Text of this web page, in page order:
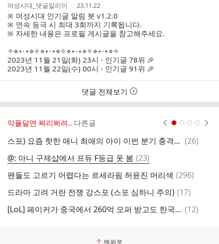
작
성
자
여성시대_댓글알리미
작
성
시
간
23.11.22
※ 여성시대 인기글 알림 봇 v1.2.0
※ 연속 등극 시 최대 3회까지 기록됩니다.
※ 자세한 내용은 프로필 게시글을 참고해주세요.
✧⋄⋆⋅⋆⋄✧⋄⋆⋅⋆⋄✧⋄⋆⋅⋆⋄✧⋄⋆⋅⋆⋄✧
2023년 11월 21일(화) 23시 - 인기글 78위 🎉
2023년 11월 22일(수) 00시 - 인기글 91위 🎉
댓글 전체보기
악플달면 쩌리쩌려.. 다른글
스포) 요즘 핫한 애니 최애의 아이 이번 분기 충격적인 1화 댓
(26)
@: 아니 구제샵에서 프듀 F등급 옷 봄 댓
글
(23)
팬들도 고르기 어렵다는 르세라핌 허윤진 머리색 댓
(296)
드라마 고려 거란 전쟁 강스포 (스포 심하니 주의) 댓
(17)
[LoL] 페이커가 중국에서 260억 오퍼 받고도 한국에 남은 이유 댓
(12)
맨위로